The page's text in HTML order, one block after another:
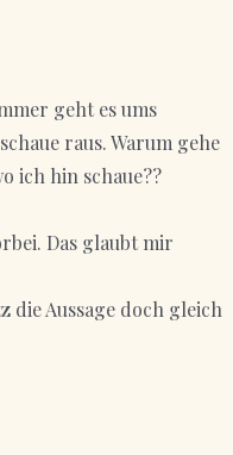
geht es ums
raus. Warum gehe
ich hin schaue??
Das glaubt mir
die Aussage doch gleich